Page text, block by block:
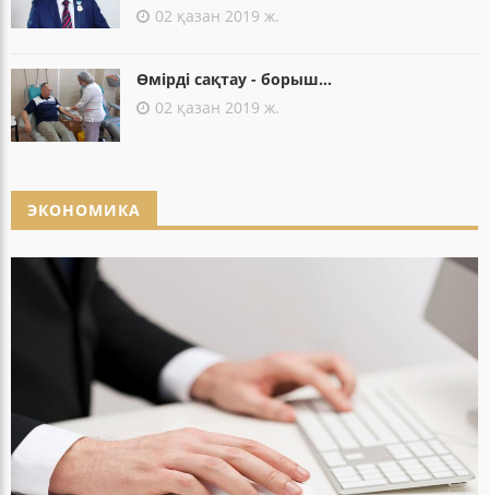
02 қазан 2019 ж.
Өмірді сақтау - борыш...
02 қазан 2019 ж.
ЭКОНОМИКА